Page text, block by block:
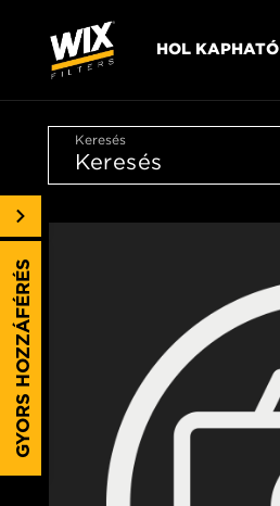
HOL KAPHATÓ
Keresés
GYORS HOZZÁFÉRÉS